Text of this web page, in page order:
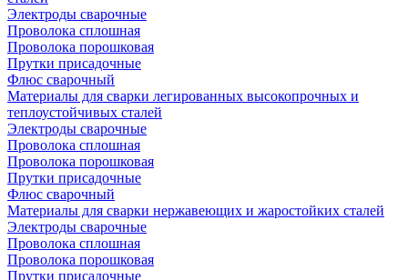
Электроды сварочные
Проволока сплошная
Проволока порошковая
Прутки присадочные
Флюс сварочный
Материалы для сварки легированных высокопрочных и
теплоустойчивых сталей
Электроды сварочные
Проволока сплошная
Проволока порошковая
Прутки присадочные
Флюс сварочный
Материалы для сварки нержавеющих и жаростойких сталей
Электроды сварочные
Проволока сплошная
Проволока порошковая
Прутки присадочные